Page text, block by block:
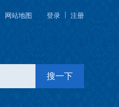
网站地图 登录 注册